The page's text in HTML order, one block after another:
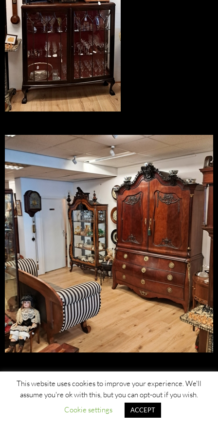
This website uses cookies to improve your experience. We'll
assume you're ok with this, but you can opt-out if you wish.
Cookie settings
ACCEPT